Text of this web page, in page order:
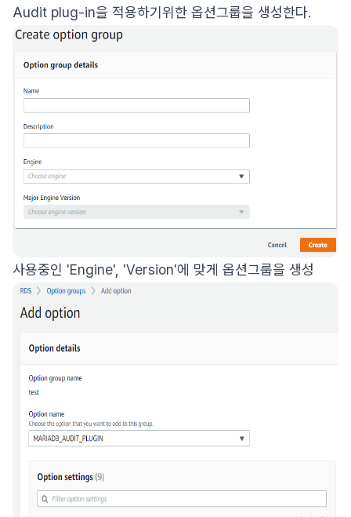
Audit plug-in을 적용하기위한 옵션그룹을 생성한다.
사용중인 'Engine', 'Version'에 맞게 옵션그룹을 생성